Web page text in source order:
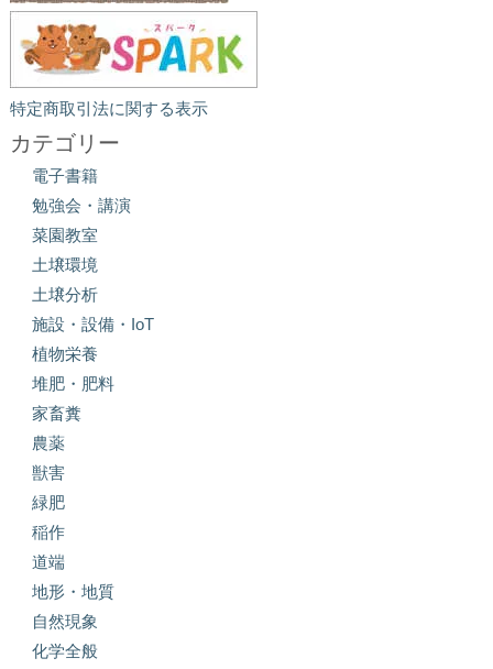
特定商取引法に関する表示
カテゴリー
電子書籍
勉強会・講演
菜園教室
土壌環境
土壌分析
施設・設備・IoT
植物栄養
堆肥・肥料
家畜糞
農薬
獣害
緑肥
稲作
道端
地形・地質
自然現象
化学全般